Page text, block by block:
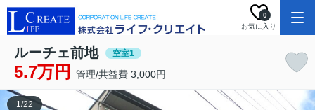
お気に入り
0
ルーチェ前地 空室1
5.7万円 管理/共益費 3,000円
1/22